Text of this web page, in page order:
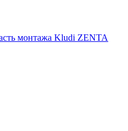
монтажа Kludi ZENTA